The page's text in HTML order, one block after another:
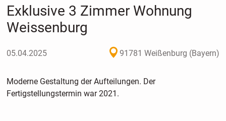
Exklusive 3 Zimmer Wohnung
Weissenburg
05.04.2025 91781 Weißenburg (Bayern)
Moderne Gestaltung der Aufteilungen. Der
Fertigstellungstermin war 2021.